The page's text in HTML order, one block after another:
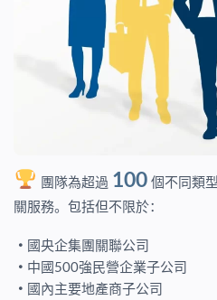
團隊為超過 100個不同類
關服務。包括但不限於：
・ 國央企集團關聯公司
・ 中國500強民營企業子公司
・ 國內主要地產商子公司